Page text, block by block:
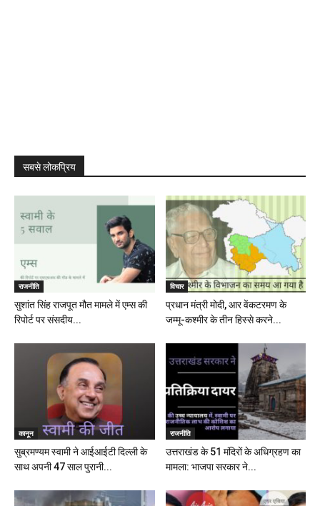
सबसे लोकप्रिय
राजनीति
सुशांत सिंह राजपूत मौत मामले में एम्स की
रिपोर्ट पर संसदीय...
विचार
प्रधान मंत्री मोदी, आर वेंकटरमण के
जम्मू-कश्मीर के तीन हिस्से करने...
कानून
सुब्रमण्यम स्वामी ने आईआईटी दिल्ली के
साथ अपनी 47 साल पुरानी...
राजनीति
उत्तराखंड के 51 मंदिरों के अधिग्रहण का
मामला: भाजपा सरकार ने...